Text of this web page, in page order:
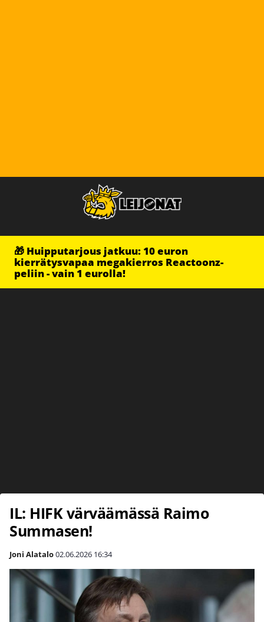
🎁 Huipputarjous jatkuu: 10 euron
kierrätysvapaa megakierros Reactoonz-
peliin - vain 1 eurolla!
IL: HIFK värväämässä Raimo
Summasen!
Joni Alatalo02.06.2026 16:34